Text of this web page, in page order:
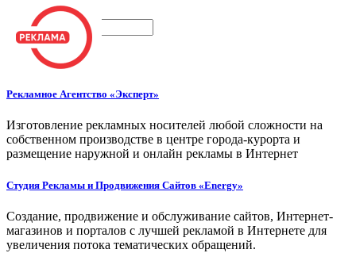
Поиск
Рекламное Агентство «Эксперт»
Изготовление рекламных носителей любой сложности на
собственном производстве в центре города-курорта и
размещение наружной и онлайн рекламы в Интернет
Студия Рекламы и Продвижения Сайтов «Energy»
Создание, продвижение и обслуживание сайтов, Интернет-
магазинов и порталов с лучшей рекламой в Интернете для
увеличения потока тематических обращений.